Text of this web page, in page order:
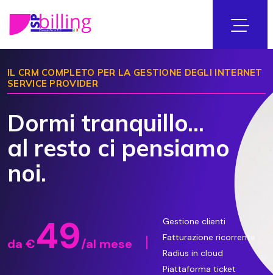
IL CRM COMPLETO PER LA GESTIONE DEGLI INTERNET
SERVICE PROVIDER
Dormi tranquillo...
al resto ci pensiamo
noi.
da €49/al mese
Gestione clienti
Fatturazione ricorrente
Radius in cloud
Piattaforma ticket